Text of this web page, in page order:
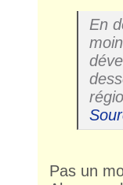
En
Pas un